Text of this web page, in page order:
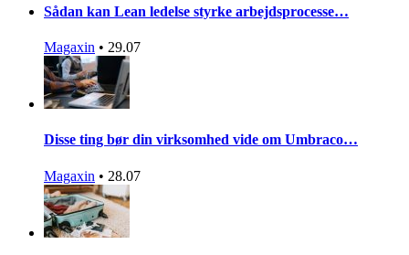
Sådan kan Lean ledelse styrke arbejdsprocesse…
Magaxin • 29.07
Disse ting bør din virksomhed vide om Umbraco…
Magaxin • 28.07